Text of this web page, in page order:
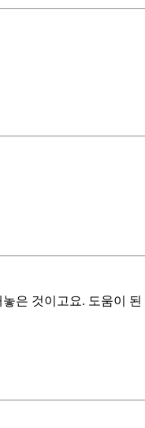
은 것이고요. 도움이 된